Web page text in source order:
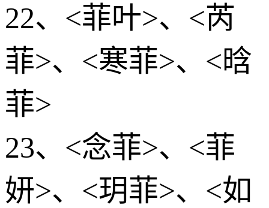
22、<菲叶>、<芮
菲>、<寒菲>、<晗
菲>
23、<念菲>、<菲
妍>、<玥菲>、<如